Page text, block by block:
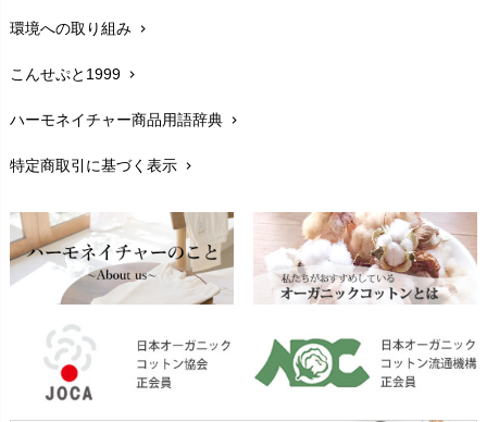
生地・素材chevron_right
お手入れについて
レビューを書こうchevron_right
返品交換chevron_right
FAXでのご注文
お問い合わせchevron_right
環境への取り組み chevron_right
こんせぷと1999 chevron_right
ハーモネイチャー商品用語辞典 chevron_right
特定商取引に基づく表示 chevron_right